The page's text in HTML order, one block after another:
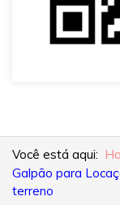
Você está aqui:
Galpão para
terreno